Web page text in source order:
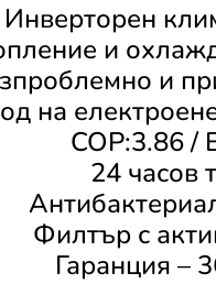
Инверторен
и
и
на
COP:3.86 /
24 часов
Филтър с
Гаранция –